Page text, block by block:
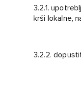
3.2.1.
krši lokalne,
3.2.2.